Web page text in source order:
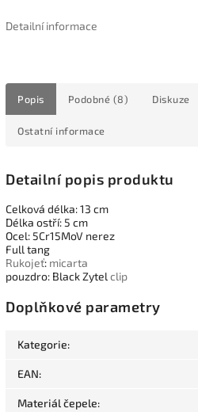
Detailní informace
Popis Podobné (8) Diskuze
Ostatní informace
Detailní popis produktu
Celková délka: 13 cm
Délka ostří: 5 cm
Ocel: 5Cr15MoV nerez
Full tang
Rukojeť: micarta
pouzdro: Black Zytel clip
Doplňkové parametry
Kategorie:
EAN:
Materiál čepele: